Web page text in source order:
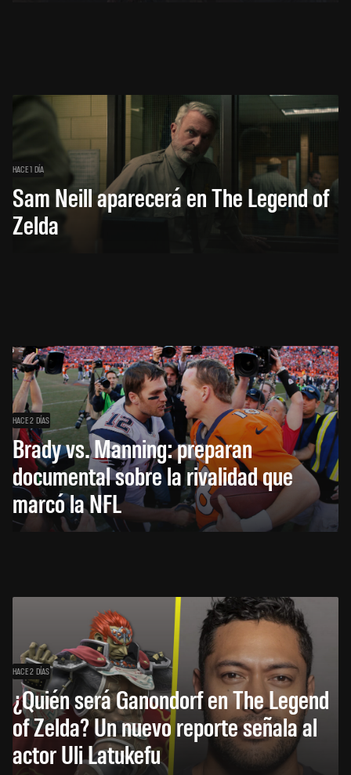
HACE 1 DÍA
Sam Neill aparecerá en The Legend of
Zelda
HACE 2 DÍAS
Brady vs. Manning: preparan
documental sobre la rivalidad que
marcó la NFL
HACE 2 DÍAS
¿Quién será Ganondorf en The Legend
of Zelda? Un nuevo reporte señala al
actor Uli Latukefu